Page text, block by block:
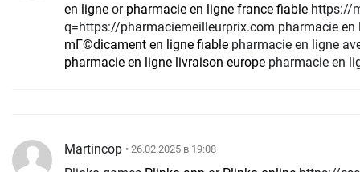
en ligne or pharmacie en ligne france fiable
q=https://pharmaciemeilleurprix.com pharmacie
mГ©dicament en ligne fiable pharmacie en ligne
pharmacie en ligne livraison europe pharmacie en
Martincop • 26.02.2025 в 19:08